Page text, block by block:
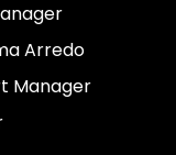
Arredo
Manager